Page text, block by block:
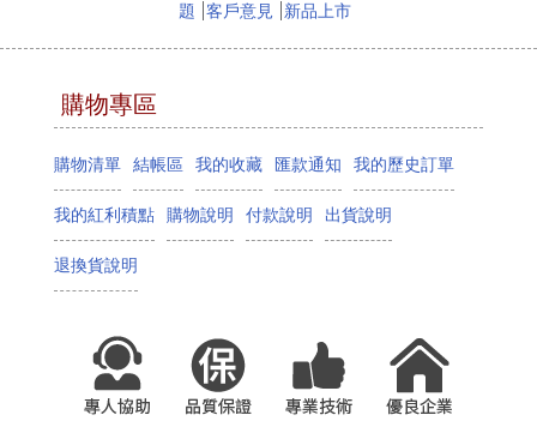
題
客戶意見 新品上市
購物專區
購物清單 結帳區 我的收藏 匯款通知 我的歷史訂單
我的紅利積點 購物說明 付款說明 出貨說明
退換貨說明